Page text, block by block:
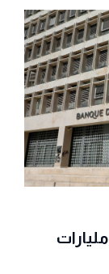
موجودات المركزي ترتفع الى 9.46 مليارات